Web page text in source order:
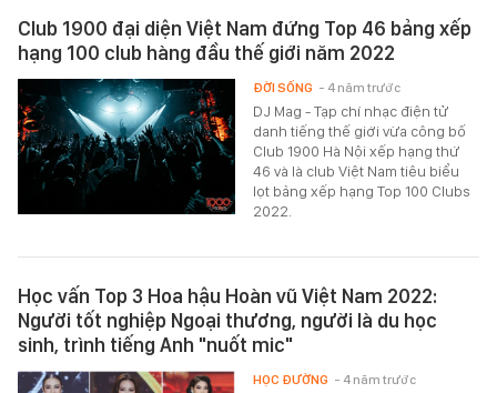
Club 1900 đại diện Việt Nam đứng Top 46 bảng xếp
hạng 100 club hàng đầu thế giới năm 2022
DJ Mag - Tạp chí nhạc điện tử
danh tiếng thế giới vừa công bố
Club 1900 Hà Nội xếp hạng thứ
46 và là club Việt Nam tiêu biểu
lọt bảng xếp hạng Top 100 Clubs
2022.
ĐỜI SỐNG - 4 năm trước
Học vấn Top 3 Hoa hậu Hoàn vũ Việt Nam 2022:
Người tốt nghiệp Ngoại thương, người là du học
sinh, trình tiếng Anh "nuốt mic"
HỌC ĐƯỜNG - 4 năm trước